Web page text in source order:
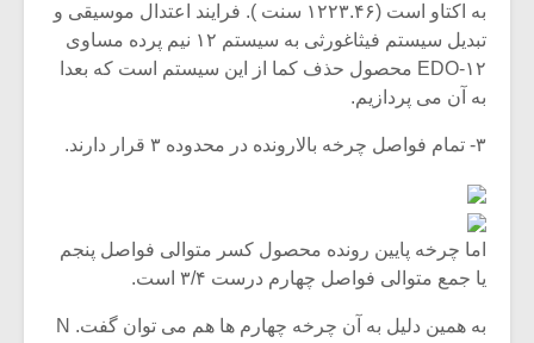
به اکتاو است (۱۲۲۳.۴۶ سنت ). فرایند اعتدال موسیقی و
تبدیل سیستم فیثاغورثی به سیستم ۱۲ نیم پرده مساوی
۱۲-EDO محصول حذف کما از این سیستم است که بعدا
به آن می پردازیم.
۳- تمام فواصل چرخه بالارونده در محدوده ۳ قرار دارند.
اما چرخه پایین رونده محصول کسر متوالی فواصل پنجم
یا جمع متوالی فواصل چهارم درست ۳/۴ است.
به همین دلیل به آن چرخه چهارم ها هم می توان گفت. N
اگر نمی توانی
مشهورترین باشی،
بدنام ترین باش
موسیقی